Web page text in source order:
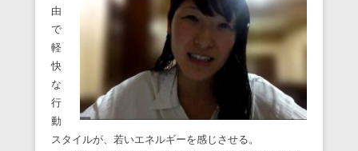
由
で
軽
快
な
行
動
スタイルが、若いエネルギーを感じさせる。